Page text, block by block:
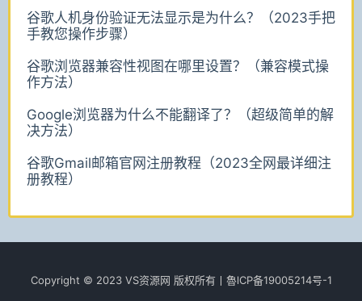
谷歌人机身份验证无法显示是为什么？（2023手把
手教您操作步骤）
谷歌浏览器兼容性视图在哪里设置？（兼容模式操
作方法）
Google浏览器为什么不能翻译了？（超级简单的解
决方法）
谷歌Gmail邮箱官网注册教程（2023全网最详细注
册教程）
Copyright © 2023 VS资源网 版权所有丨魯lCР­­­­­­备19005214号-1